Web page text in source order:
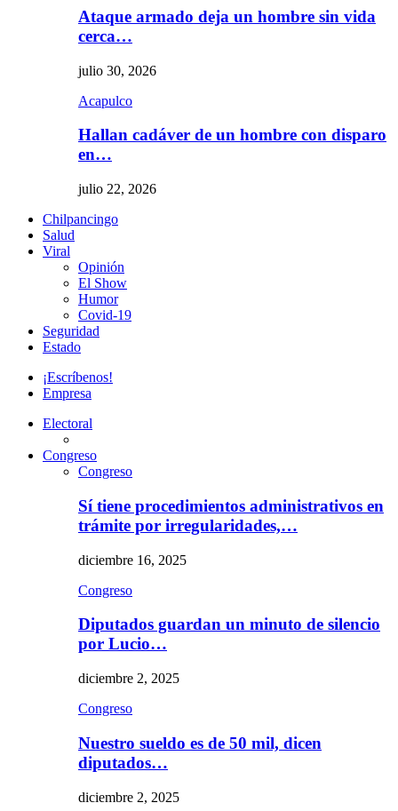
Ataque armado deja un hombre sin vida
cerca…
julio 30, 2026
Acapulco
Hallan cadáver de un hombre con disparo
en…
julio 22, 2026
Chilpancingo
Salud
Viral
Opinión
El Show
Humor
Covid-19
Seguridad
Estado
¡Escríbenos!
Empresa
Electoral
Congreso
Congreso
Sí tiene procedimientos administrativos en
trámite por irregularidades,…
diciembre 16, 2025
Congreso
Diputados guardan un minuto de silencio
por Lucio…
diciembre 2, 2025
Congreso
Nuestro sueldo es de 50 mil, dicen
diputados…
diciembre 2, 2025